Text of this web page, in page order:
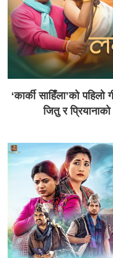
‘कार्की साहिँला’को पहिलो
जितु र